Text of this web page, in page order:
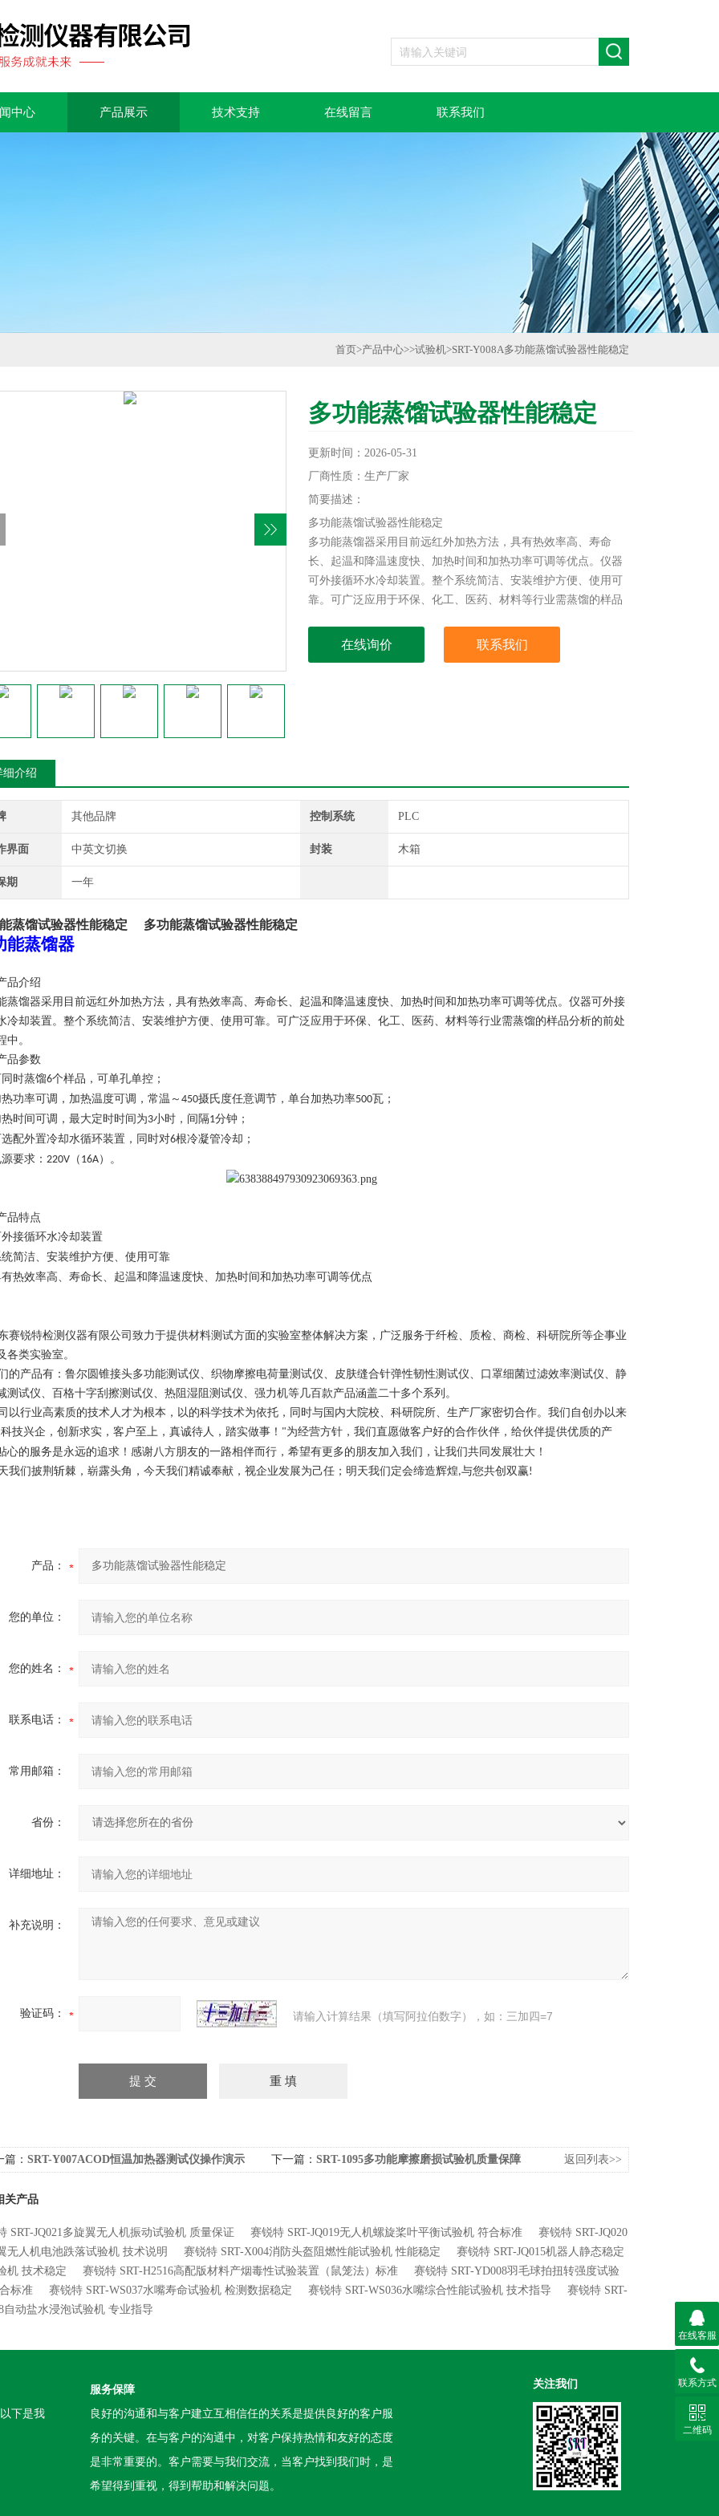
中心 产品展示 技术支持 在线留言 联系我们
首页>产品中心>>试验机>SRT-Y008A多功能蒸馏试验器性能稳定
多功能蒸馏试验器性能稳定
更新时间：2026-05-31
厂商性质：生产厂家
简要描述：
多功能蒸馏试验器性能稳定
多功能蒸馏器采用目前远红外加热方法，具有热效率高、寿命
长、起温和降温速度快、加热时间和加热功率可调等优点。仪器
可外接循环水冷却装置。整个系统简洁、安装维护方便、使用可
靠。可广泛应用于环保、化工、医药、材料等行业需蒸馏的样品
在线询价 联系我们
细介绍
其他品牌 控制系统 PLC
界面 中英文切换 封装 木箱
期 一年
蒸馏试验器性能稳定 多功能蒸馏试验器性能稳定
能蒸馏器
品介绍
蒸馏器采用目前远红外加热方法，具有热效率高、寿命长、起温和降温速度快、加热时间和加热功率可调等优点。仪器可外接
冷却装置。整个系统简洁、安装维护方便、使用可靠。可广泛应用于环保、化工、医药、材料等行业需蒸馏的样品分析的前处
中。
品参数
时蒸馏6个样品，可单孔单控 ；
功率可调，加热温度可调，常温～ 450摄氏度任意调节，单台加热功率500瓦 ；
时间可调，最大定时时间为3小时，间隔1分钟 ；
配外置冷却水循环装置，同时对6根冷凝管冷却 ；
要求： 220V （ 16A）。
品特点
接循环水冷却装置
简洁、安装维护方便、使用可靠
热效率高、寿命长、起温和降温速度快、加热时间和加热功率可调等优点
赛锐特检测仪器有限公司致力于提供材料测试方面的实验室整体解决方案，广泛服务于纤检、质检、商检、科研院所等企事业
各类实验室。
的产品有：鲁尔圆锥接头多功能测试仪、织物摩擦电荷量测试仪、皮肤缝合针弹性韧性测试仪、口罩细菌过滤效率测试仪、静
测试仪、百格十字刮擦测试仪、热阻湿阻测试仪、强力机等几百款产品涵盖二十多个系列。
以行业高素质的技术人才为根本，以的科学技术为依托，同时与国内大院校、科研院所、生产厂家密切合作。我们自创办以来
科技兴企，创新求实，客户至上，真诚待人，踏实做事！ "为经营方针，我们直愿做客户好的合作伙伴，给伙伴提供优质的产
心的服务是永远的追求！感谢八方朋友的一路相伴而行，希望有更多的朋友加入我们，让我们共同发展壮大！
我们披荆斩棘，崭露头角，今天我们精诚奉献，视企业发展为己任；明天我们定会缔造辉煌,与您共创双赢!
产品：
您的单位：
您的姓名：
联系电话：
常用邮箱：
省份：
详细地址：
补充说明：
验证码： 请输入计算结果（填写阿拉伯数字），如：三加四=7
篇： SRT-Y007ACOD恒温加热器测试仪操作演示 下一篇： SRT-1095多功能摩擦磨损试验机质量保障 返回列表>>
关产品
SRT-JQ021多旋翼无人机振动试验机 质量保证 赛锐特 SRT-JQ019无人机螺旋桨叶平衡试验机 符合标准
赛锐特 SRT-JQ020
无人机电池跌落试验机 技术说明
赛锐特 SRT-X004消防头盔阻燃性能试验机 性能稳定
赛锐特 SRT-JQ015机器人静态稳定
机 技术稳定
赛锐特 SRT-H2516高配版材料产烟毒性试验装置（鼠笼法）标准
赛锐特 SRT-YD008羽毛球拍扭转强度试验
标准
赛锐特 SRT-WS037水嘴寿命试验机 检测数据稳定 赛锐特 SRT-WS036水嘴综合性能试验机 技术指导
赛锐特 SRT-
自动盐水浸泡试验机 专业指导
下是我
服务保障
良好的沟通和与客户建立互相信任的关系是提供良好的客户服
务的关键。在与客户的沟通中，对客户保持热情和友好的态度
是非常重要的。客户需要与我们交流，当客户找到我们时，是
希望得到重视，得到帮助和解决问题。
关注我们
在线客服
联系方式
二维码